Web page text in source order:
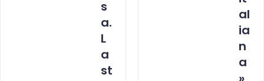
s
a.
L
a
st
al
ia
n
a